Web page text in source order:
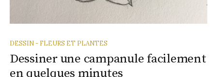
DESSIN - FLEURS ET PLANTES
Dessiner une campanule facilement
en quelques minutes